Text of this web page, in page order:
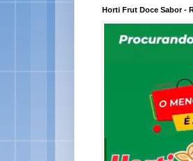
Horti Frut Doce Sabor -